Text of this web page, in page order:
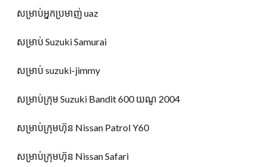
សម្រាប់អ្នកប្រមាញ់ uaz
សម្រាប់ Suzuki Samurai
សម្រាប់ suzuki-jimmy
សម្រាប់ក្រុម Suzuki Bandit 600 យណូ 2004
សម្រាប់ក្រុមហ៊ុន Nissan Patrol Y60
សម្រាប់ក្រុមហ៊ុន Nissan Safari